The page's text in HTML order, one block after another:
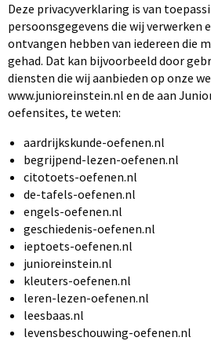
Deze privacyverklaring is van
persoonsgegevens die wij verwerken
ontvangen hebben van iedereen die
gehad. Dat kan bijvoorbeeld door
diensten die wij aanbieden op onze
www.junioreinstein.nl en de aan
oefensites, te weten:
aardrijkskunde-oefenen.nl
begrijpend-lezen-oefenen.nl
citotoets-oefenen.nl
de-tafels-oefenen.nl
engels-oefenen.nl
geschiedenis-oefenen.nl
ieptoets-oefenen.nl
junioreinstein.nl
kleuters-oefenen.nl
leren-lezen-oefenen.nl
leesbaas.nl
levensbeschouwing-oefenen.nl